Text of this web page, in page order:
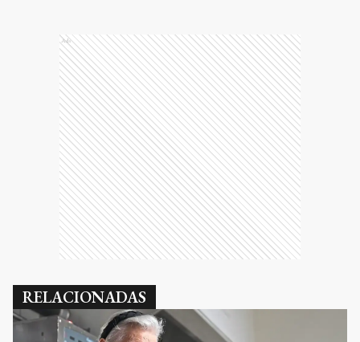
Ads
RELACIONADAS